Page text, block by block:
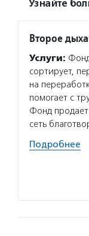
Узнайте
Второе
Услуги:
сортирует,
на
помогает с
Фонд
сеть
Подробнее